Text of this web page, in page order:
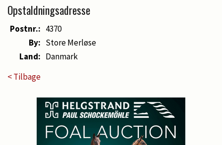
Opstaldningsadresse
Postnr.: 4370
By: Store Merløse
Land: Danmark
< Tilbage